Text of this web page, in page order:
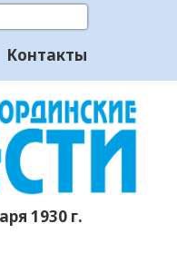
Контакты
1930 г.